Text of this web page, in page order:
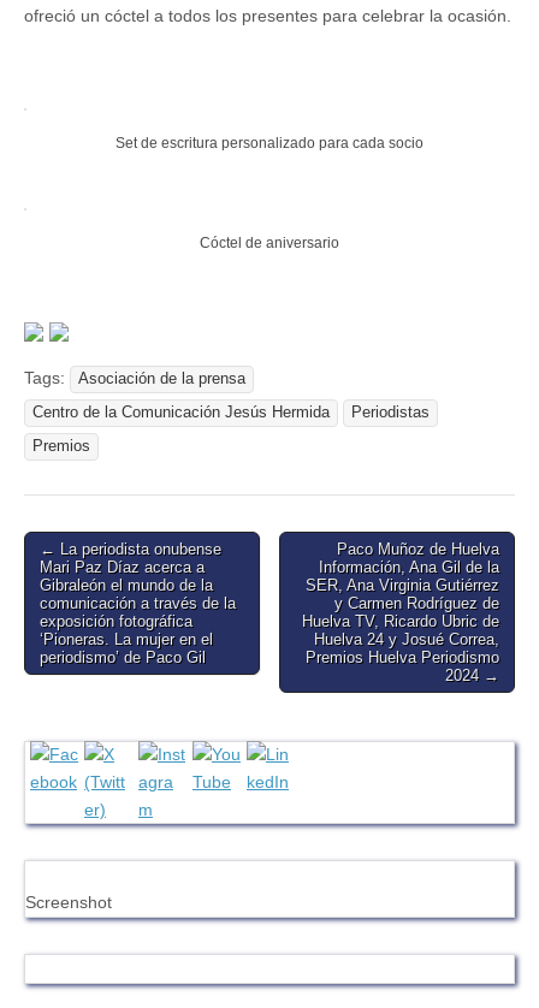
ofreció un cóctel a todos los presentes para celebrar la ocasión.
Set de escritura personalizado para cada socio
Cóctel de aniversario
Tags:
Asociación de la prensa
Centro de la Comunicación Jesús Hermida
Periodistas
Premios
Post
navigation
← La periodista onubense
Mari Paz Díaz acerca a
Gibraleón el mundo de la
comunicación a través de la
exposición fotográfica
‘Pioneras. La mujer en el
periodismo’ de Paco Gil
Paco Muñoz de Huelva
Información, Ana Gil de la
SER, Ana Virginia Gutiérrez
y Carmen Rodríguez de
Huelva TV, Ricardo Ubric de
Huelva 24 y Josué Correa,
Premios Huelva Periodismo
2024 →
Screenshot